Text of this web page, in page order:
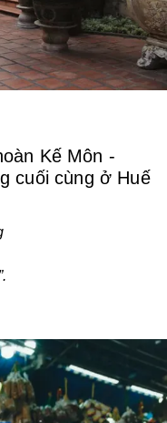
Kế Môn -
cuối cùng ở Huế